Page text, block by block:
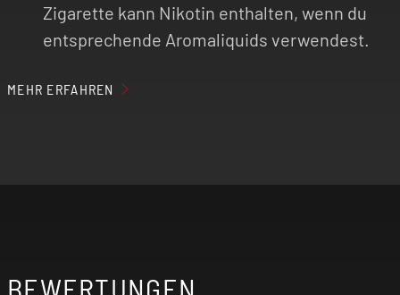
Zigarette kann Nikotin enthalten, wenn du
entsprechende Aromaliquids verwendest.
Personen unter 18 Jahren, Nichtraucher,
Lungenerkrankung (z. B. Asthma, COPD,
MEHR ERFAHREN
BEWERTUNGEN